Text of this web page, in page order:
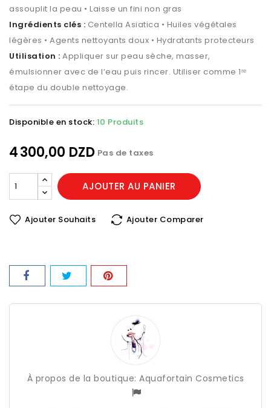
assouplit la peau • Laisse un fini non gras
Ingrédients clés : Centella Asiatica • Huiles végétales
légères • Agents nettoyants doux • Hydratants protecteurs
Utilisation : Appliquer sur peau sèche, masser,
émulsionner avec de l’eau puis rincer. Utiliser comme 1ʳᵉ
étape du double nettoyage.
Disponible en stock: 10 Produits
4 300,00 DZD Pas de taxes
AJOUTER AU PANIER
Ajouter Souhaits Ajouter Comparer
À propos de la boutique: Aquafortain Cosmetics